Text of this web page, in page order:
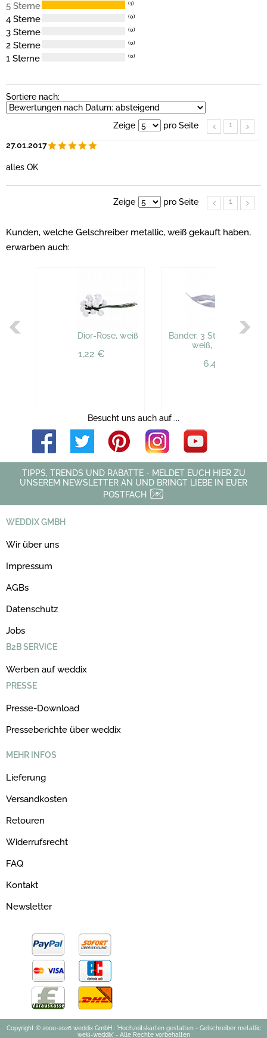
5 Sterne (1)
4 Sterne (0)
3 Sterne (0)
2 Sterne (0)
1 Sterne (0)
Sortiere nach:
Zeige pro Seite 1
27.01.2017
alles OK
Zeige pro Seite 1
Kunden, welche Gelschreiber metallic, weiß gekauft haben,
erwarben auch:
Dior-Rose, weiß
1,22 €
Bänder, 3 St. gebündelt,
weiß, 50 cm
6,45 €
Besucht uns auch auf ...
TIPPS, TRENDS UND RABATTE - MELDET EUCH HIER ZU
UNSEREM NEWSLETTER AN UND BRINGT LIEBE IN EUER
POSTFACH
WEDDIX GMBH
Wir über uns
Impressum
AGBs
Datenschutz
Jobs
B2B SERVICE
Werben auf weddix
PRESSE
Presse-Download
Presseberichte über weddix
MEHR INFOS
Lieferung
Versandkosten
Retouren
Widerrufsrecht
FAQ
Kontakt
Newsletter
Copyright © 2000-2026 weddix GmbH : 'Hochzeitskarten gestalten - Gelschreiber metallic
weiß-weddix' - Alle Rechte vorbehalten